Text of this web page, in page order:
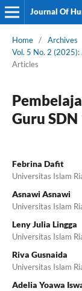
Journal Of
Home / Archives
Vol. 5 No. 2 (2025):
Articles
Guru
Febrina Dafit
Universitas Islam
Asnawi Asnawi
Universitas Islam
Leny Julia Lingga
Universitas Islam
Riva Gusnaida
Universitas Islam
Adelia Yoawa